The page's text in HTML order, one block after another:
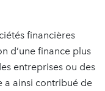
financières
d’une finance plus
entreprises ou des
a ainsi contribué de